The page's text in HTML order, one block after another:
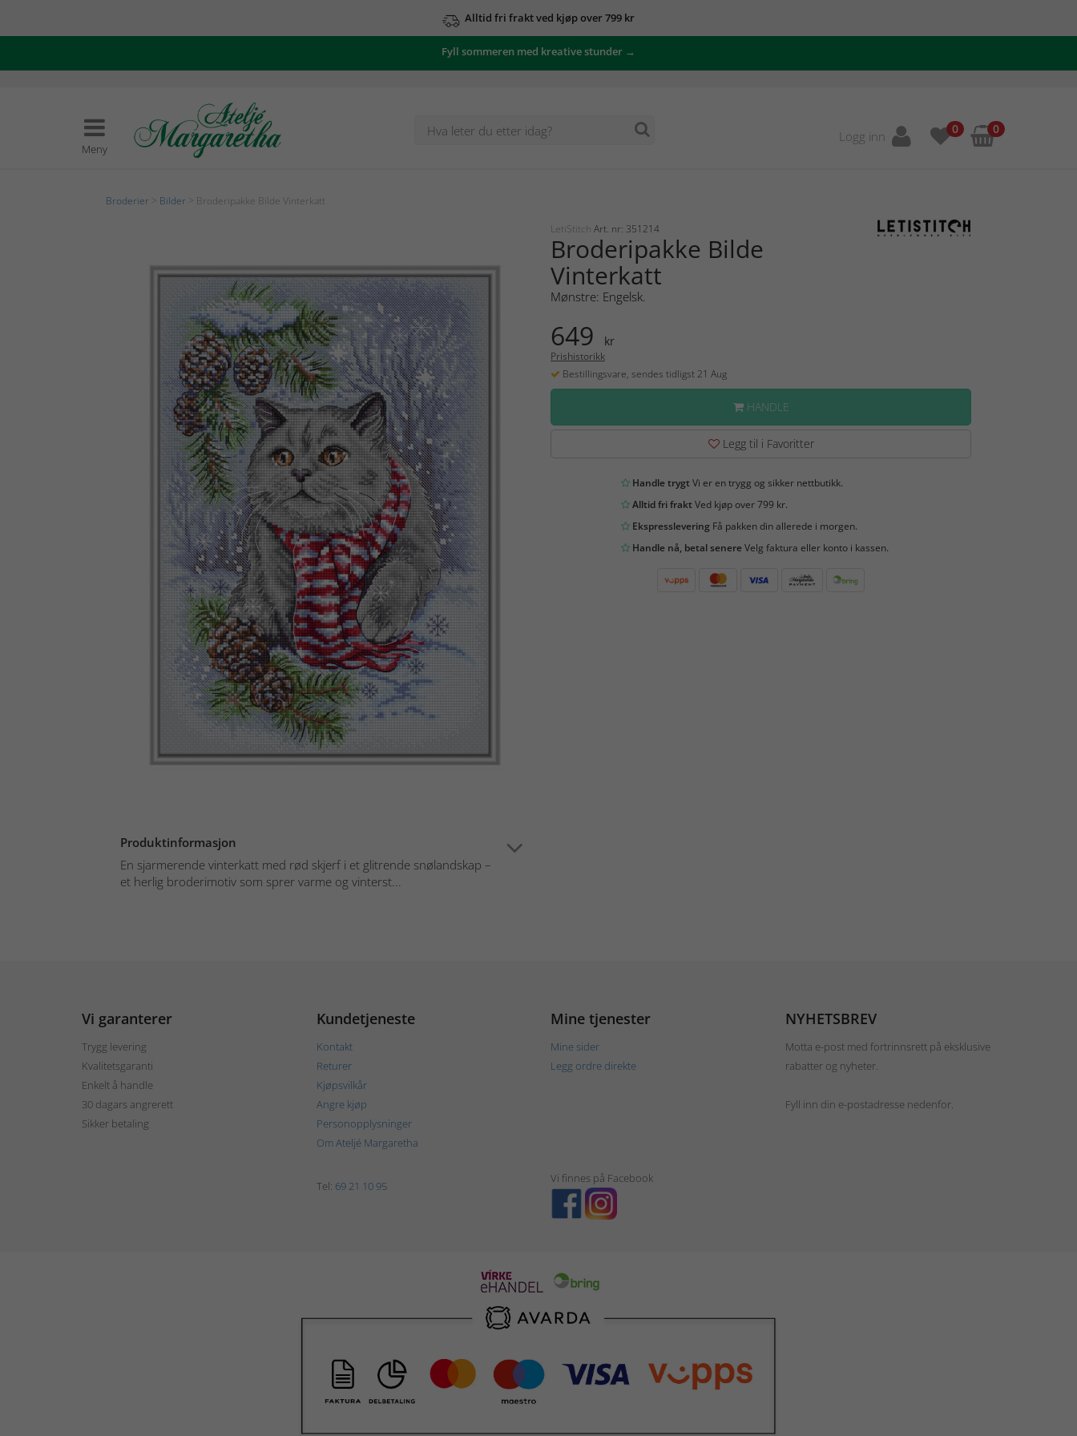
Alltid fri frakt ved kjøp over 799 kr
Fyll sommeren med kreative stunder →
Meny
Logg inn 0 0
Broderier Bilder > Broderipakke Bilde Vinterkatt
Produktinformasjon
En sjarmerende vinterkatt med rød skjerf i et glitrende snølandskap –
et herlig broderimotiv som sprer varme og vinterst...
LetiStitch Art. nr: 351214
Broderipakke Bilde
Vinterkatt
Mønstre: Engelsk.
649 kr
Prishistorikk
Bestillingsvare, sendes tidligst 21 Aug
HANDLE
Legg til i Favoritter
Handle trygtVi er en trygg og sikker nettbutikk.
Alltid fri fraktVed kjøp over 799 kr.
EkspressleveringFå pakken din allerede i morgen.
Handle nå, betal senereVelg faktura eller konto i kassen.
Vi garanterer
Trygg levering
Kvalitetsgaranti
Enkelt å handle
30 dagars angrerett
Sikker betaling
Kundetjeneste
Kontakt
Returer
Kjøpsvilkår
Angre kjøp
Personopplysninger
Om Ateljé Margaretha
Mine tjenester
Mine sider
Legg ordre direkte
NYHETSBREV
Motta e-post med fortrinnsrett på eksklusive
rabatter og nyheter.
Fyll inn din e-postadresse nedenfor.
Tel: 69 21 10 95
Vi finnes på Facebook